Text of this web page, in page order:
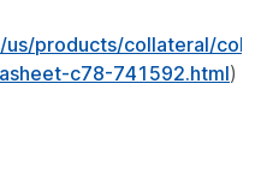
products/collateral/
c78-741592.html)